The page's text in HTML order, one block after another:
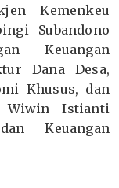
Kemenkeu
Subandono
Keuangan
Dana Desa,
Khusus, dan
Wiwin Istianti
Keuangan